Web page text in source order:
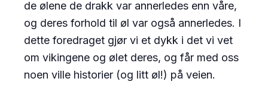
de ølene de drakk var annerledes enn våre,
og deres forhold til øl var også annerledes. I
dette foredraget gjør vi et dykk i det vi vet
om vikingene og ølet deres, og får med oss
noen ville historier (og litt øl!) på veien.